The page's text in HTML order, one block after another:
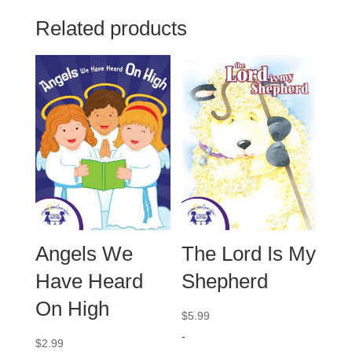
Related products
Angels We
Have Heard
On High
$2.99
The Lord Is My
Shepherd
$5.99
-